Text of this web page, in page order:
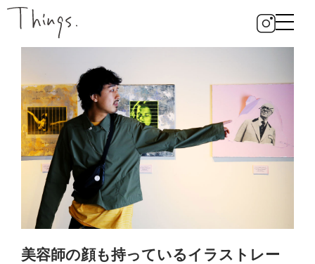
美容師の顔も持っているイラストレー